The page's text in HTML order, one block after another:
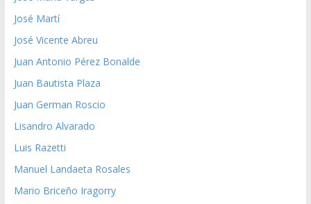
José Martí
José Vicente Abreu
Juan Antonio Pérez Bonalde
Juan Bautista Plaza
Juan German Roscio
Lisandro Alvarado
Luis Razetti
Manuel Landaeta Rosales
Mario Briceño Iragorry